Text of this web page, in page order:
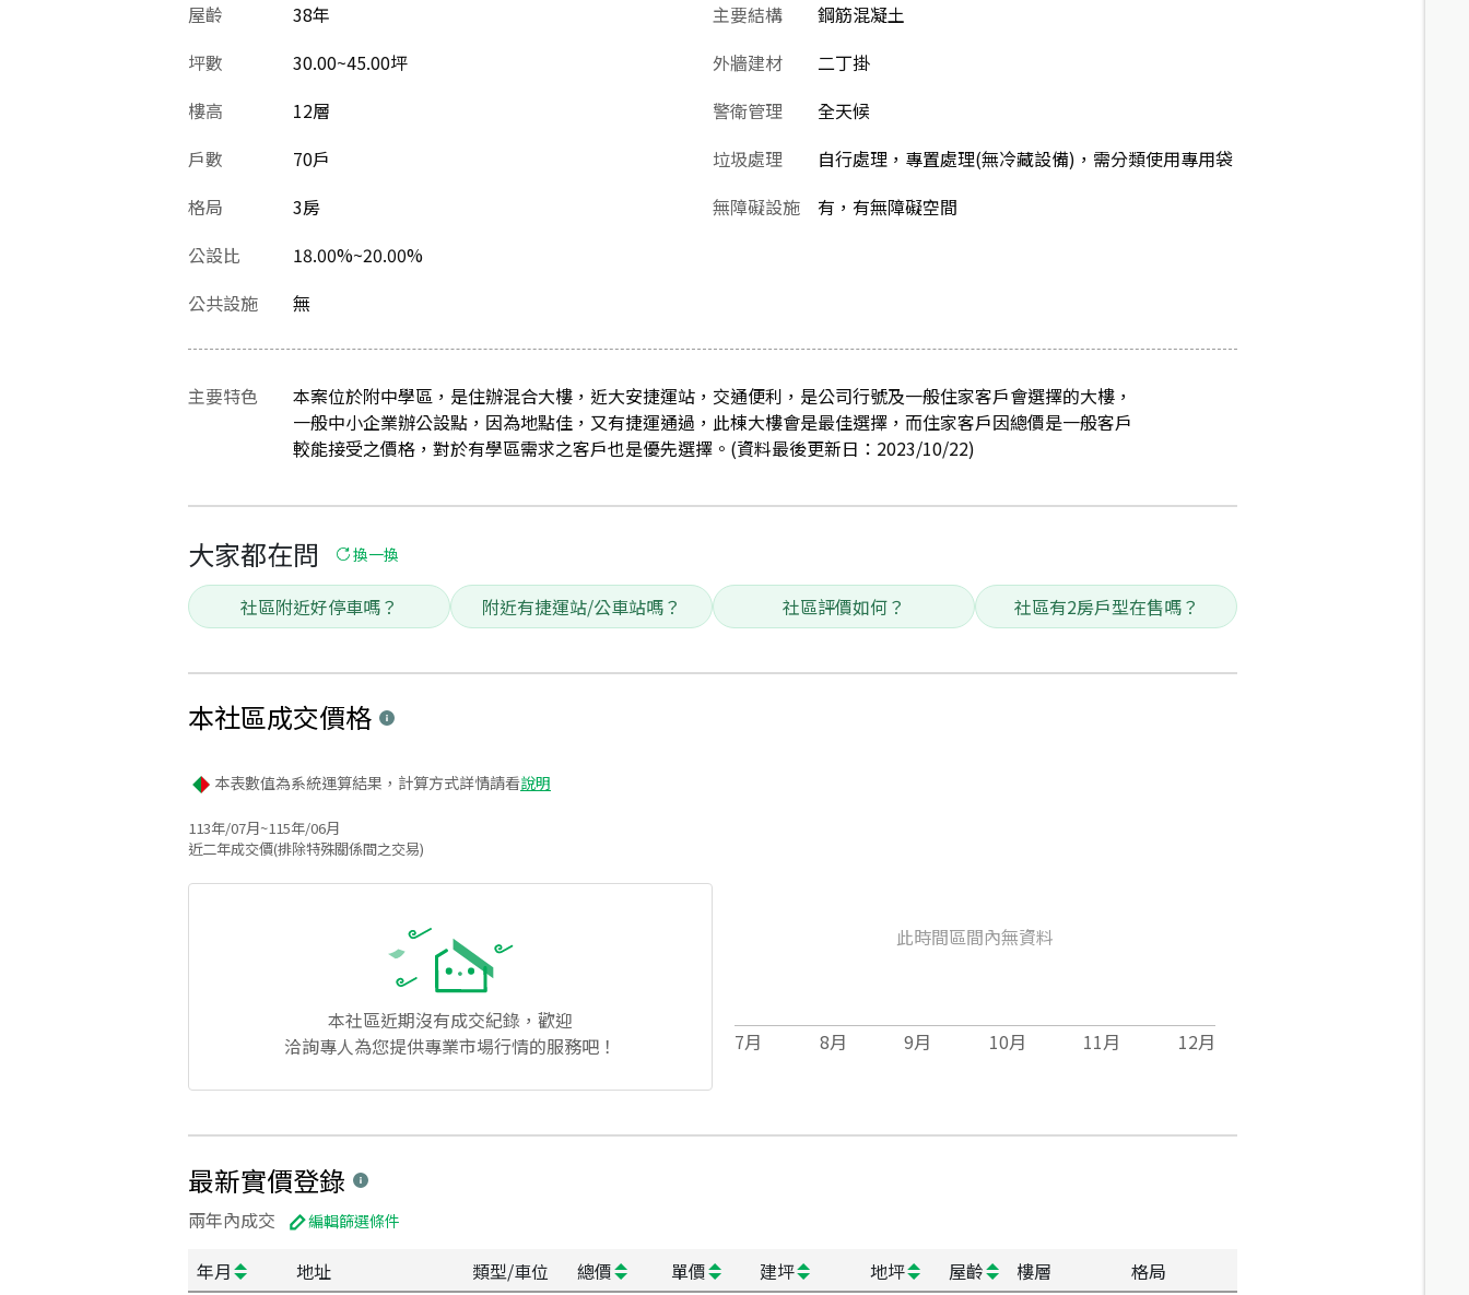
屋齡
38年
坪數
30.00~45.00坪
樓高
12層
戶數
70戶
格局
3房
公設比
18.00%~20.00%
主要結構
鋼筋混凝土
外牆建材
二丁掛
警衛管理
全天候
垃圾處理
自行處理，專置處理(無冷藏設備)，需分類使用專用袋
無障礙設施
有，有無障礙空間
公共設施 無
主要特色
本案位於附中學區，是住辦混合大樓，近大安捷運站，交通便利，是公司行號及一般住家客戶會選擇的大樓，
一般中小企業辦公設點，因為地點佳，又有捷運通過，此棟大樓會是最佳選擇，而住家客戶因總價是一般客戶
較能接受之價格，對於有學區需求之客戶也是優先選擇。(資料最後更新日：2023/10/22)
大家都在問 換一換
社區附近好停車嗎？ 附近有捷運站/公車站嗎？ 社區評價如何？ 社區有2房戶型在售嗎？
本社區成交價格
本表數值為系統運算結果，計算方式詳情請看說明
113年/07月~115年/06月
近二年成交價(排除特殊關係間之交易)
本社區近期沒有成交紀錄，歡迎
洽詢專人為您提供專業市場行情的服務吧！
此時間區間內無資料
7月 8月 9月 10月 11月 12月
最新實價登錄
兩年內成交 編輯篩選條件
年月 地址 類型/車位 總價 單價 建坪 地坪 屋齡 樓層 格局